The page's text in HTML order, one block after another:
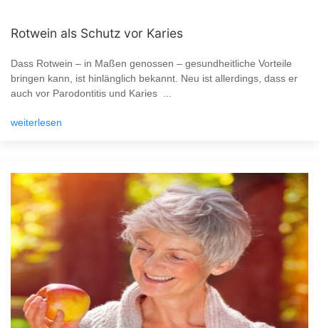
Rotwein als Schutz vor Karies
Dass Rotwein – in Maßen genossen – gesundheitliche Vorteile
bringen kann, ist hinlänglich bekannt. Neu ist allerdings, dass er
auch vor Parodontitis und Karies ...
weiterlesen